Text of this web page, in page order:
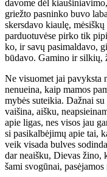
da­vo­me dėl
griež­to pas­nin­ko bu­vo
skers­da­vo kiau­lę,
par­duo­tu­vė­se pir­ko tik
ko, ir sa­vų pa­si­mal­da­vo,
bū­da­vo. Ga­mi­no ir sil­kių,
Ne vi­suo­met jai pa­vyks­ta
ne­nu­ei­na, kaip ma­mos
my­bės su­tei­kia. Daž­nai
vai­ši­na, aiš­ku,
apie li­gas, nes vi­sos jau
si pa­si­kal­bė­ji­mų apie tai,
veik vi­sa­da bul­ves
dar ne­aiš­ku, Die­vas ži­no,
ša­mi svo­gū­nai,